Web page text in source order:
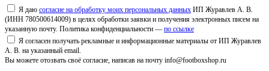
Я даю согласие на обработку моих персональных данных ИП Журавлев А. В.
(ИНН 780500614009) в целях обработки заявки и получения электронных писем на
указанную почту. Политика конфиденциальности — по ссылке
Я согласен получать рекламные и информационные материалы от ИП Журавлев
А. В. на указанный email.
Вы можете отозвать своё согласие, написав на почту info@footboxshop.ru